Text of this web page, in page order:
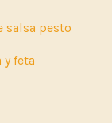
salsa pesto
y feta